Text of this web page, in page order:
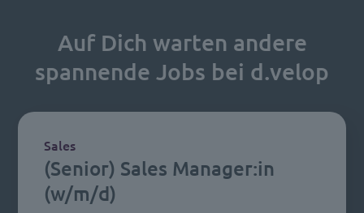
Auf Dich warten andere
spannende Jobs bei d.velop
(Senior) Sales Manager:in
(w/m/d)
Sales